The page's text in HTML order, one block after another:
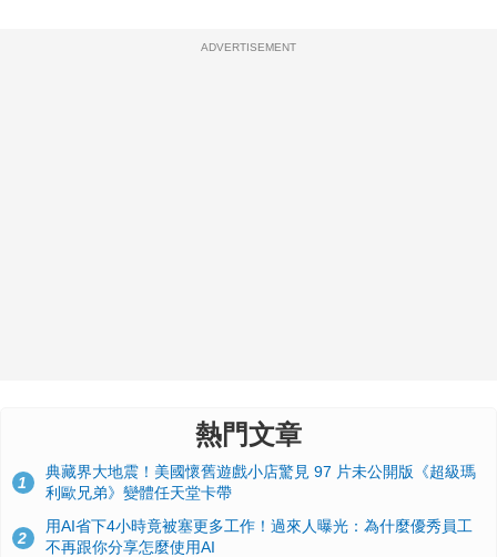
ADVERTISEMENT
熱門文章
1
典藏界大地震！美國懷舊遊戲小店驚見 97 片未公開版《超級瑪
利歐兄弟》變體任天堂卡帶
2
用AI省下4小時竟被塞更多工作！過來人曝光：為什麼優秀員工
不再跟你分享怎麼使用AI